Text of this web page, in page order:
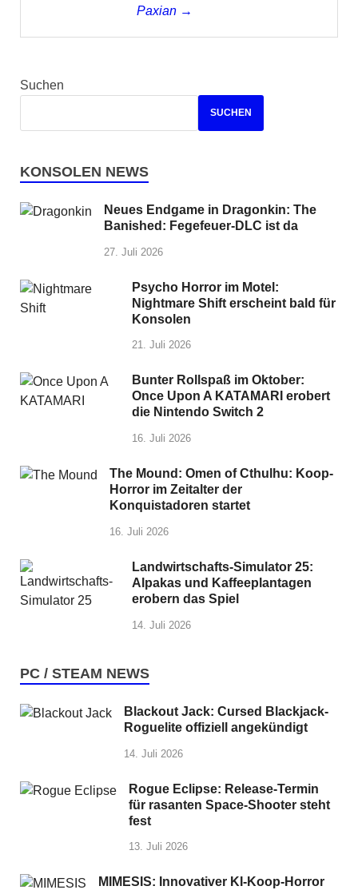
Paxian →
Suchen
SUCHEN
KONSOLEN NEWS
Neues Endgame in Dragonkin: The
Banished: Fegefeuer-DLC ist da
27. Juli 2026
Psycho Horror im Motel:
Nightmare Shift erscheint bald für
Konsolen
21. Juli 2026
Bunter Rollspaß im Oktober:
Once Upon A KATAMARI erobert
die Nintendo Switch 2
16. Juli 2026
The Mound: Omen of Cthulhu: Koop-
Horror im Zeitalter der
Konquistadoren startet
16. Juli 2026
Landwirtschafts-Simulator 25:
Alpakas und Kaffeeplantagen
erobern das Spiel
14. Juli 2026
PC / STEAM NEWS
Blackout Jack: Cursed Blackjack-
Roguelite offiziell angekündigt
14. Juli 2026
Rogue Eclipse: Release-Termin
für rasanten Space-Shooter steht
fest
13. Juli 2026
MIMESIS: Innovativer KI-Koop-Horror